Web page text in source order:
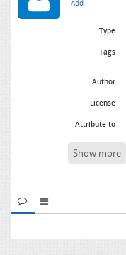
Type
Tags
Author
License
Attribute to
Show more